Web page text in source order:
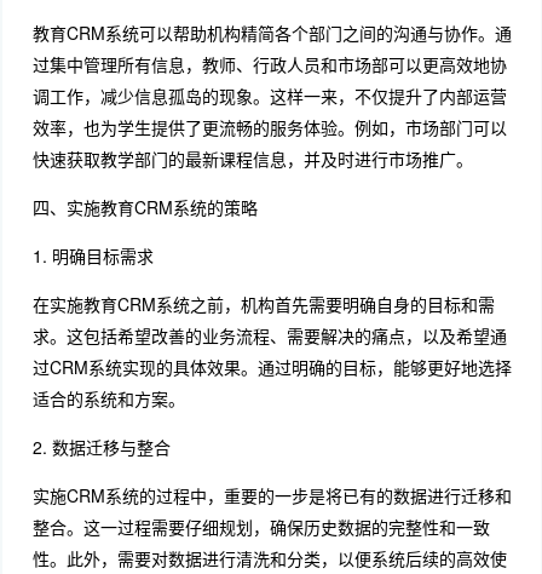
教育CRM系统可以帮助机构精简各个部门之间的沟通与协作。通
过集中管理所有信息，教师、行政人员和市场部可以更高效地协
调工作，减少信息孤岛的现象。这样一来，不仅提升了内部运营
效率，也为学生提供了更流畅的服务体验。例如，市场部门可以
快速获取教学部门的最新课程信息，并及时进行市场推广。
四、实施教育CRM系统的策略
1. 明确目标需求
在实施教育CRM系统之前，机构首先需要明确自身的目标和需
求。这包括希望改善的业务流程、需要解决的痛点，以及希望通
过CRM系统实现的具体效果。通过明确的目标，能够更好地选择
适合的系统和方案。
2. 数据迁移与整合
实施CRM系统的过程中，重要的一步是将已有的数据进行迁移和
整合。这一过程需要仔细规划，确保历史数据的完整性和一致
性。此外，需要对数据进行清洗和分类，以便系统后续的高效使